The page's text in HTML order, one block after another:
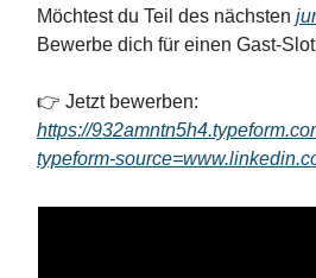
Möchtest du Teil des nächsten
Bewerbe dich für einen Gast-
👉 Jetzt bewerben:
https://
typeform-